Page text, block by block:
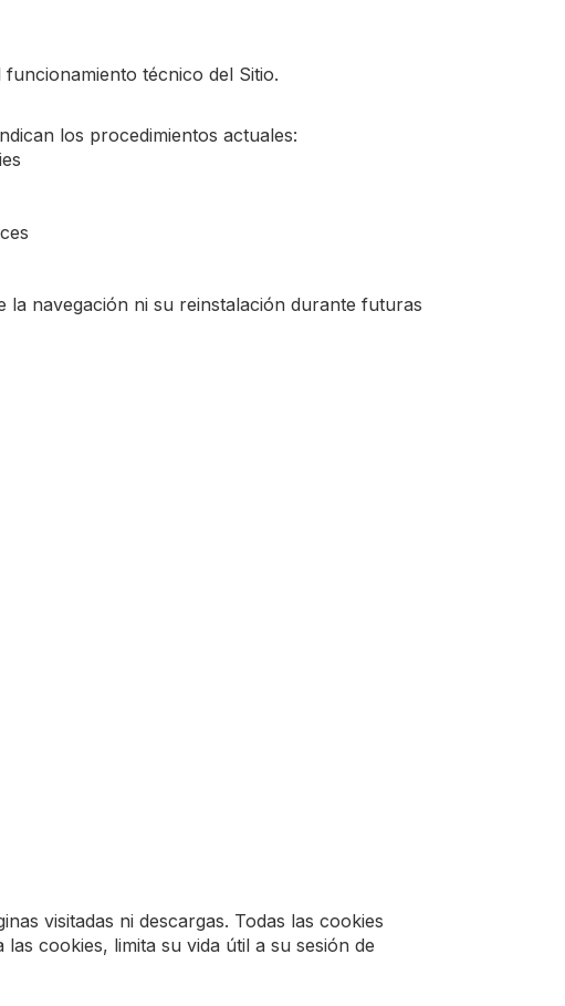
técnico del Sitio.
los procedimientos actuales:
la navegación ni su reinstalación durante futuras
visitadas ni descargas. Todas las cookies
cookies, limita su vida útil a su sesión de